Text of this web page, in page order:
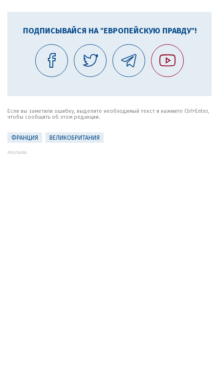
ПОДПИСЫВАЙСЯ НА "ЕВРОПЕЙСКУЮ ПРАВДУ"!
Если вы заметили ошибку, выделите необходимый текст и нажмите Ctrl+Enter,
чтобы сообщить об этом редакции.
ФРАНЦИЯ ВЕЛИКОБРИТАНИЯ
РЕКЛАМА: